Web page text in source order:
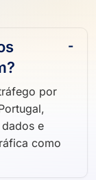
por
e
como